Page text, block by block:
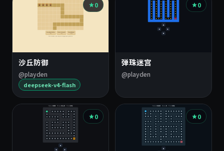
0
沙丘防御
@playden
deepseek-v4-flash
0
弹珠迷宫
@playden
0 0